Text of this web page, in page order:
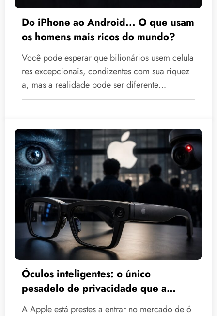
Do iPhone ao Android... O que usam
os homens mais ricos do mundo?
Você pode esperar que bilionários usem celula
res excepcionais, condizentes com sua riquez
a, mas a realidade pode ser diferente…
Óculos inteligentes: o único
pesadelo de privacidade que a
Apple não consegue resolver.
A Apple está prestes a entrar no mercado de ó